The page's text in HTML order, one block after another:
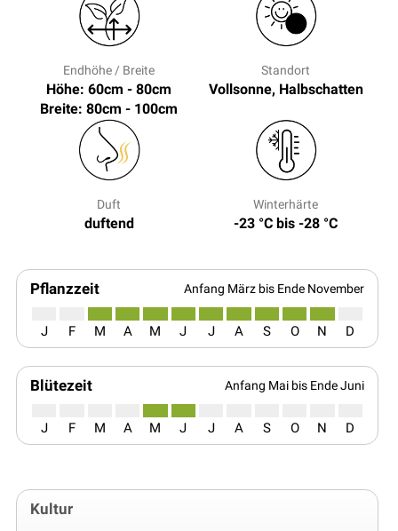
Endhöhe / Breite
Höhe: 60cm - 80cm
Breite: 80cm - 100cm
Standort
Vollsonne, Halbschatten
Duft
duftend
Winterhärte
-23 °C bis -28 °C
Pflanzzeit Anfang März bis Ende November
J F M A M J J A S O N D
Blütezeit Anfang Mai bis Ende Juni
J F M A M J J A S O N D
Kultur